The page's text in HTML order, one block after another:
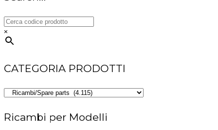
×
CATEGORIA PRODOTTI
Ricambi per Modelli